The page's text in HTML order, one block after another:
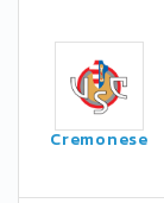
Cremonese